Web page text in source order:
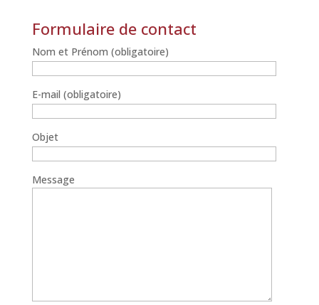
Formulaire de contact
Nom et Prénom (obligatoire)
E-mail (obligatoire)
Objet
Message